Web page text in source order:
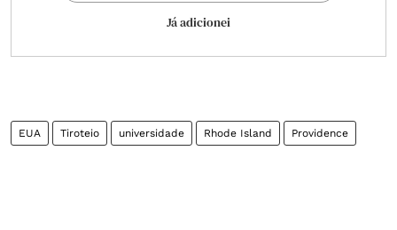
Já adicionei
EUA Tiroteio universidade Rhode Island Providence